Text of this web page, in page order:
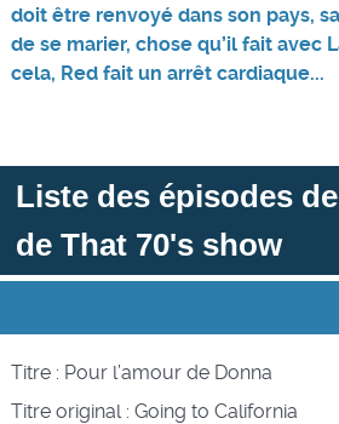
doit être renvoyé dans son pays,
de se marier, chose qu’il fait avec
cela, Red fait un arrêt cardiaque...
Liste des épisodes
de That 70's show
Titre : Pour l’amour de Donna
Titre original : Going to California